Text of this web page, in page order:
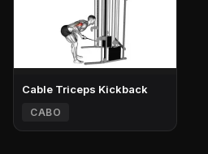
Cable Triceps Kickback
CABO